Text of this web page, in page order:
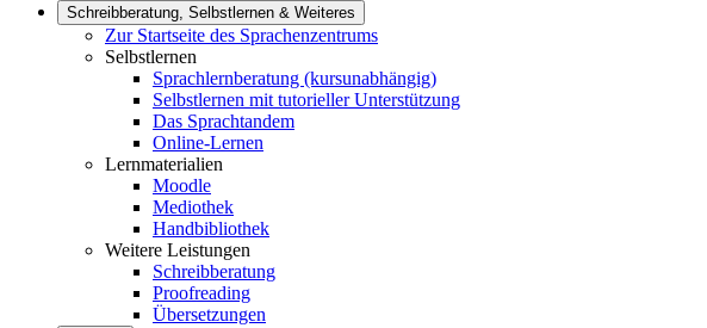
Schreibberatung, Selbstlernen & Weiteres
Zur Startseite des Sprachenzentrums
Selbstlernen
Sprachlernberatung (kursunabhängig)
Selbstlernen mit tutorieller Unterstützung
Das Sprachtandem
Online-Lernen
Lernmaterialien
Moodle
Mediothek
Handbibliothek
Weitere Leistungen
Schreibberatung
Proofreading
Übersetzungen